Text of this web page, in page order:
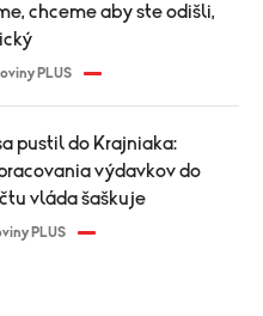
chceme aby ste odišli,
PLUS
výdavkov do
vláda šaškuje
PLUS